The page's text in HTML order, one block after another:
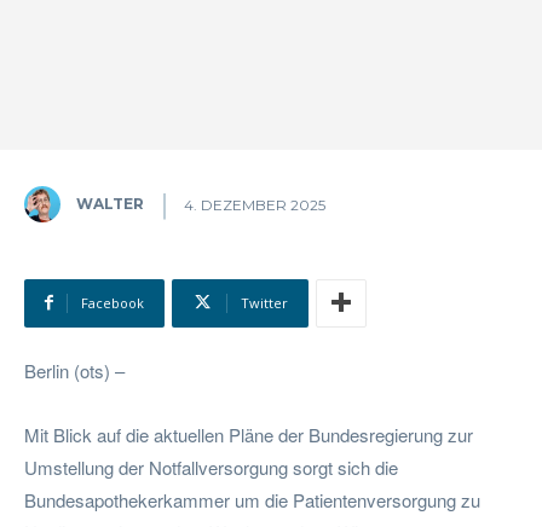
WALTER 4. DEZEMBER 2025
Facebook Twitter
Berlin (ots) –
Mit Blick auf die aktuellen Pläne der Bundesregierung zur
Umstellung der Notfallversorgung sorgt sich die
Bundesapothekerkammer um die Patientenversorgung zu